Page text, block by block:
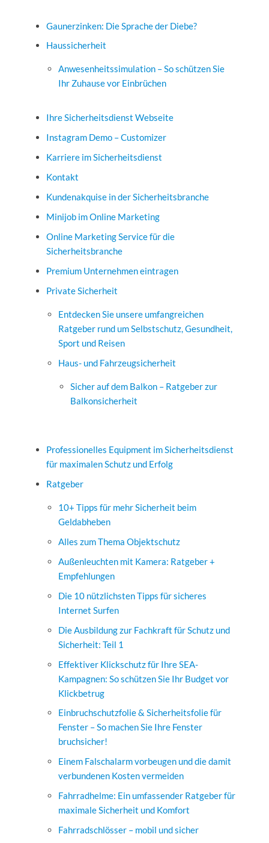
Gaunerzinken: Die Sprache der Diebe?
Haussicherheit
Anwesenheitssimulation – So schützen Sie
Ihr Zuhause vor Einbrüchen
Ihre Sicherheitsdienst Webseite
Instagram Demo – Customizer
Karriere im Sicherheitsdienst
Kontakt
Kundenakquise in der Sicherheitsbranche
Minijob im Online Marketing
Online Marketing Service für die
Sicherheitsbranche
Premium Unternehmen eintragen
Private Sicherheit
Entdecken Sie unsere umfangreichen
Ratgeber rund um Selbstschutz, Gesundheit,
Sport und Reisen
Haus- und Fahrzeugsicherheit
Sicher auf dem Balkon – Ratgeber zur
Balkonsicherheit
Professionelles Equipment im Sicherheitsdienst
für maximalen Schutz und Erfolg
Ratgeber
10+ Tipps für mehr Sicherheit beim
Geldabheben
Alles zum Thema Objektschutz
Außenleuchten mit Kamera: Ratgeber +
Empfehlungen
Die 10 nützlichsten Tipps für sicheres
Internet Surfen
Die Ausbildung zur Fachkraft für Schutz und
Sicherheit: Teil 1
Effektiver Klickschutz für Ihre SEA-
Kampagnen: So schützen Sie Ihr Budget vor
Klickbetrug
Einbruchschutzfolie & Sicherheitsfolie für
Fenster – So machen Sie Ihre Fenster
bruchsicher!
Einem Falschalarm vorbeugen und die damit
verbundenen Kosten vermeiden
Fahrradhelme: Ein umfassender Ratgeber für
maximale Sicherheit und Komfort
Fahrradschlösser – mobil und sicher